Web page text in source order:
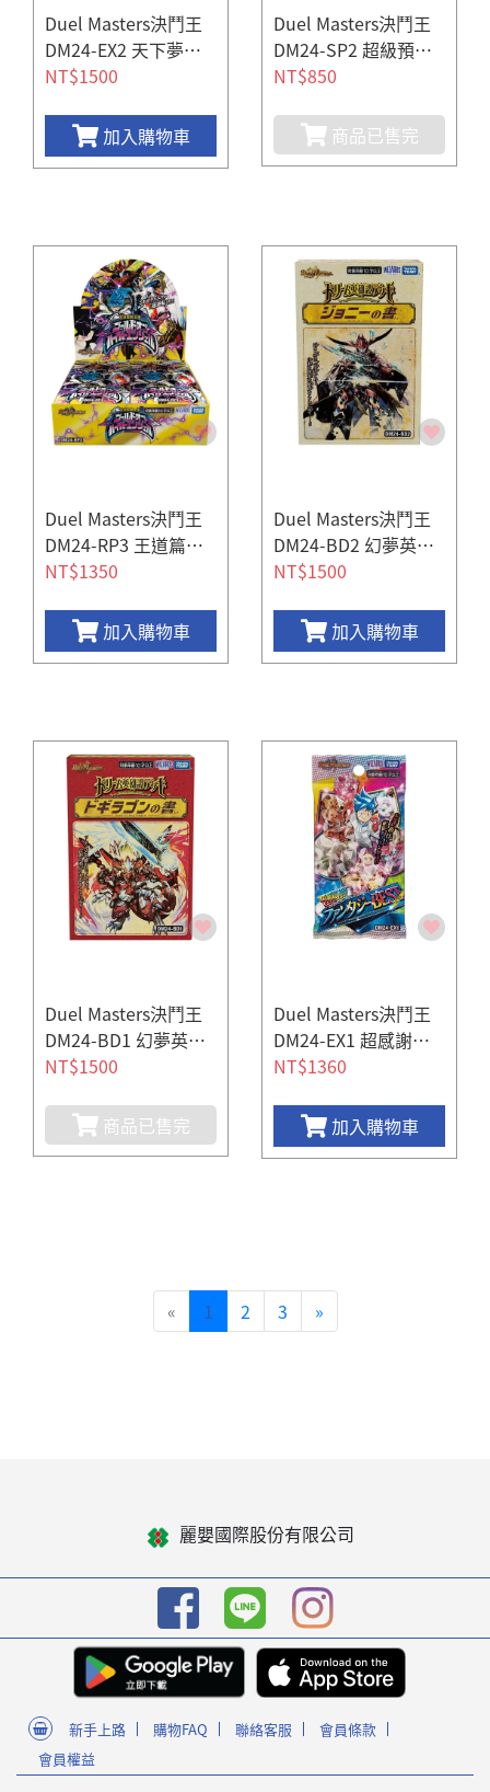
Duel Masters決鬥王
DM24-EX2 天下夢双
補充包
NT$1500
加入購物車
Duel Masters決鬥王
DM24-SP2 超級預組
誓言水晶
NT$850
商品已售完
Duel Masters決鬥王
DM24-RP3 王道篇第
三彈 黃金之超化天使
NT$1350
加入購物車
Duel Masters決鬥王
DM24-BD2 幻夢英雄
譚 ジョニーの書
NT$1500
加入購物車
Duel Masters決鬥王
DM24-BD1 幻夢英雄
譚 ドギラゴンの書
NT$1500
商品已售完
Duel Masters決鬥王
DM24-EX1 超感謝祭
幻想Best補充包 (一盒
NT$1360
加入購物車
« 1 2 3 »
麗嬰國際股份有限公司
新手上路 購物FAQ 聯絡客服
會員條款
會員權益